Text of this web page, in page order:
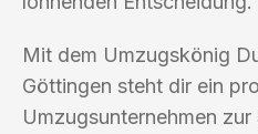
Mit dem Umzugskönig
Göttingen steht dir ein
Umzugsunternehmen